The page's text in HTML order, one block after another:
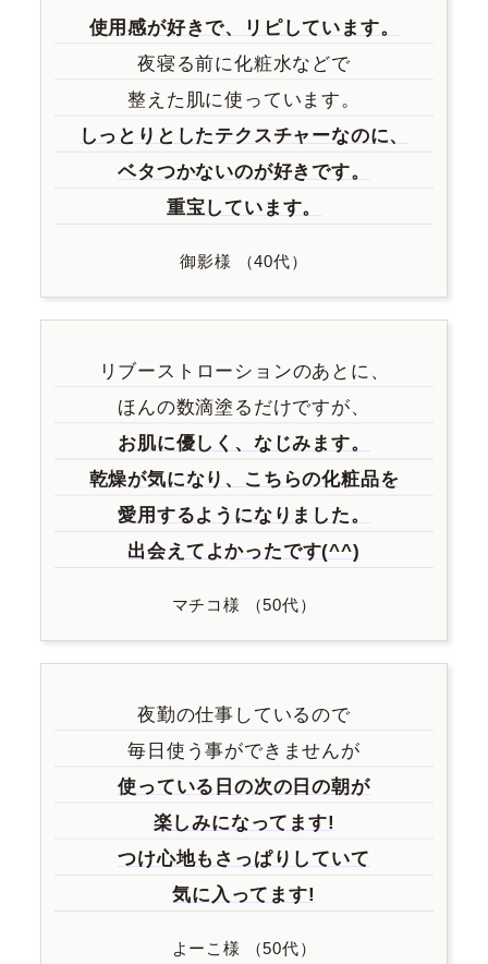
使用感が好きで、
リピしています。
夜寝る前に化粧水などで
整えた肌に使っています。
しっとりとしたテクスチャーなのに、
ベタつかないのが好きです。
重宝しています。
御影様 （40代）
リブーストローションのあとに、
ほんの数滴塗るだけですが、
お肌に優しく、なじみます。
乾燥が気になり、
こちらの化粧品を
愛用するようになりました。
出会えてよかったです(^^)
マチコ様 （50代）
夜勤の仕事しているので
毎日使う事ができませんが
使っている日の次の日の朝が
楽しみになってます!
つけ心地もさっぱりしていて
気に入ってます!
よーこ様 （50代）